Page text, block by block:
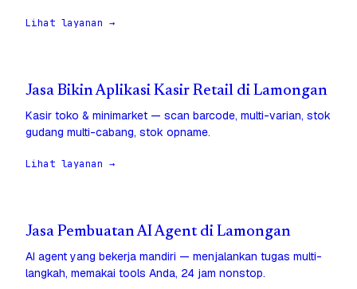
Lihat layanan →
Jasa Bikin Aplikasi Kasir Retail di Lamongan
Kasir toko & minimarket — scan barcode, multi-varian, stok
gudang multi-cabang, stok opname.
Lihat layanan →
Jasa Pembuatan AI Agent di Lamongan
AI agent yang bekerja mandiri — menjalankan tugas multi-
langkah, memakai tools Anda, 24 jam nonstop.